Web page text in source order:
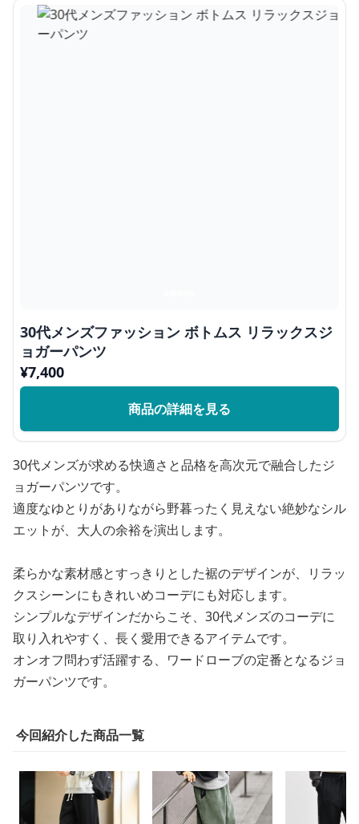
30代メンズファッション ボトムス リラックスジ
ョガーパンツ
¥7,400
商品の詳細を見る
30代メンズが求める快適さと品格を高次元で融合したジ
ョガーパンツです。
適度なゆとりがありながら野暮ったく見えない絶妙なシル
エットが、大人の余裕を演出します。
柔らかな素材感とすっきりとした裾のデザインが、リラッ
クスシーンにもきれいめコーデにも対応します。
シンプルなデザインだからこそ、30代メンズのコーデに
取り入れやすく、長く愛用できるアイテムです。
オンオフ問わず活躍する、ワードローブの定番となるジョ
ガーパンツです。
今回紹介した商品一覧